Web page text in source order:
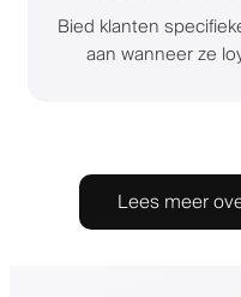
Bied klanten
aan wanneer ze
Lees meer